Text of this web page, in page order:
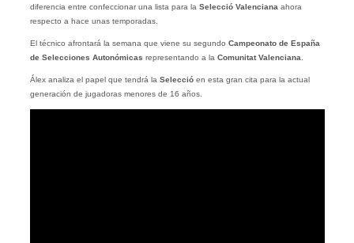
diferencia entre confeccionar una lista para la Selecció Valencianaahora
respecto a hace unas temporadas.
El técnico afrontará la semana que viene su segundo Campeonato de España
de Selecciones Autonómicas representando a la Comunitat Valenciana.
Álex analiza el papel que tendrá la Seleccióen esta gran cita para la actual
generación de jugadoras menores de 16 años.